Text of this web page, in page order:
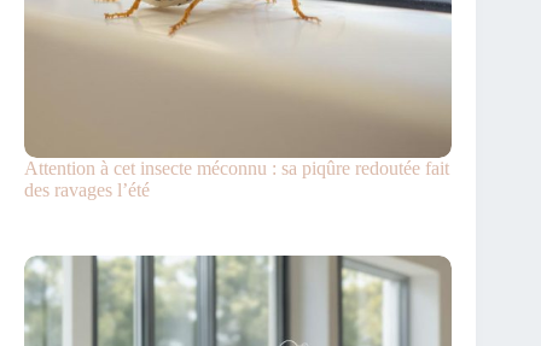
Attention à cet insecte méconnu : sa piqûre redoutée fait
des ravages l’été